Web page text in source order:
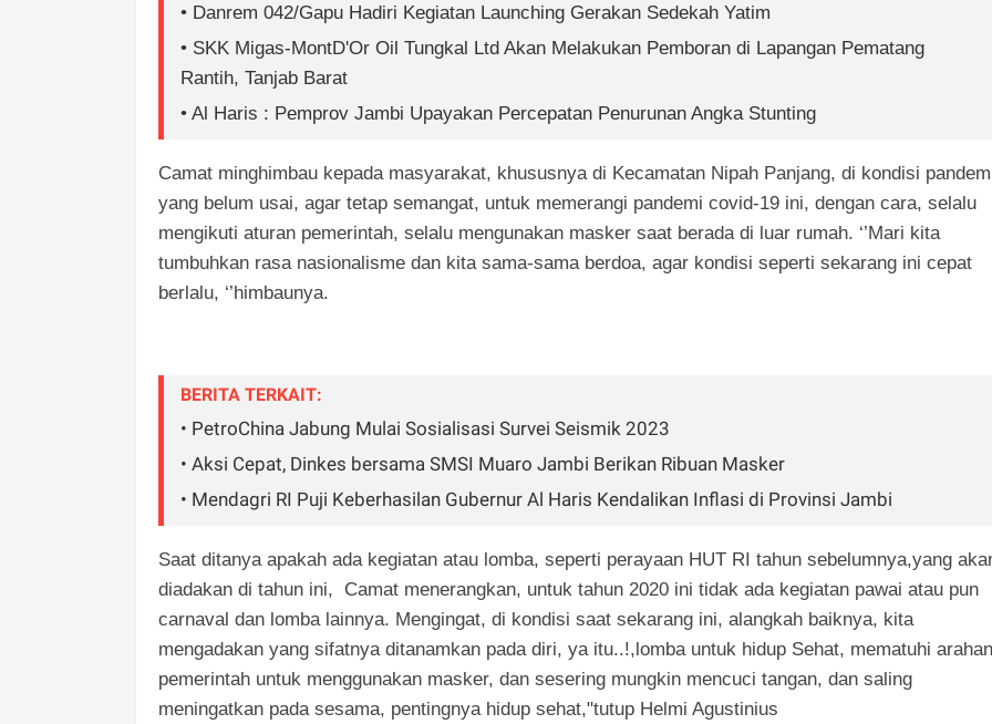
• Danrem 042/Gapu Hadiri Kegiatan Launching Gerakan Sedekah Yatim
• SKK Migas-MontD'Or Oil Tungkal Ltd Akan Melakukan Pemboran di Lapangan Pematang
Rantih, Tanjab Barat
• Al Haris : Pemprov Jambi Upayakan Percepatan Penurunan Angka Stunting
Camat minghimbau kepada masyarakat, khususnya di Kecamatan Nipah Panjang, di kondisi
yang belum usai, agar tetap semangat, untuk memerangi pandemi covid-19 ini, dengan cara, selalu
mengikuti aturan pemerintah, selalu mengunakan masker saat berada di luar rumah. ‘’Mari kita
tumbuhkan rasa nasionalisme dan kita sama-sama berdoa, agar kondisi seperti sekarang ini cepat
berlalu, ‘’himbaunya.
BERITA TERKAIT:
• PetroChina Jabung Mulai Sosialisasi Survei Seismik 2023
• Aksi Cepat, Dinkes bersama SMSI Muaro Jambi Berikan Ribuan Masker
• Mendagri RI Puji Keberhasilan Gubernur Al Haris Kendalikan Inflasi di Provinsi Jambi
Saat ditanya apakah ada kegiatan atau lomba, seperti perayaan HUT RI tahun sebelumnya,yang
diadakan di tahun ini, Camat menerangkan, untuk tahun 2020 ini tidak ada kegiatan pawai atau pun
carnaval dan lomba lainnya. Mengingat, di kondisi saat sekarang ini, alangkah baiknya, kita
mengadakan yang sifatnya ditanamkan pada diri, ya itu..!,lomba untuk hidup Sehat, mematuhi arahan
pemerintah untuk menggunakan masker, dan sesering mungkin mencuci tangan, dan saling
meningatkan pada sesama, pentingnya hidup sehat,"tutup Helmi Agustinius